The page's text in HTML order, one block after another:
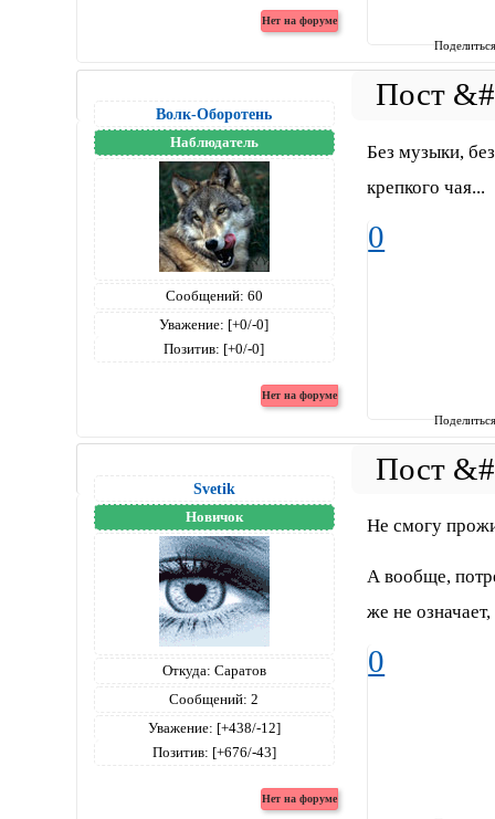
Волк-Оборотень
Наблюдатель
Сообщений: 60
Уважение: [+0/-0]
Позитив: [+0/-0]
Без музыки,
крепкого чая...
0
Svetik
Новичок
Откуда: Саратов
Сообщений: 2
Уважение: [+438/-12]
Позитив: [+676/-43]
Не смогу
А вообще,
же не
0